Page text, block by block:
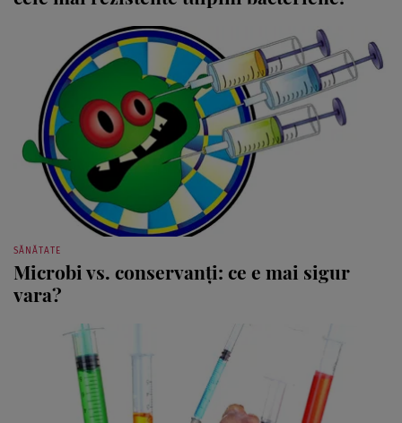
Microbi vs. conservanţi: ce e mai sigur
vara?